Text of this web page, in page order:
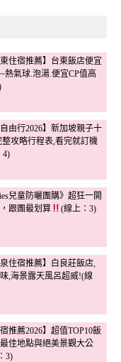
東住宿推薦】台東飯店便宜
熱氣球.泡湯.便宜CP值高
自由行2026】新加坡親子十
整攻略行程表,看完就訂機
4)
兒童防曬團購》超狂一開
跟團最划算
(線上：3)
泉住宿推薦】白良莊飯店,
,海景露天風呂超威!(線
宿推薦2026】超值TOP10飯
佳地點與絕美景觀大公
3)